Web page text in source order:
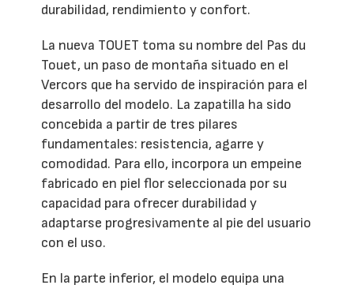
durabilidad, rendimiento y confort.
La nueva TOUET toma su nombre del Pas du
Touet, un paso de montaña situado en el
Vercors que ha servido de inspiración para el
desarrollo del modelo. La zapatilla ha sido
concebida a partir de tres pilares
fundamentales: resistencia, agarre y
comodidad. Para ello, incorpora un empeine
fabricado en piel flor seleccionada por su
capacidad para ofrecer durabilidad y
adaptarse progresivamente al pie del usuario
con el uso.
En la parte inferior, el modelo equipa una